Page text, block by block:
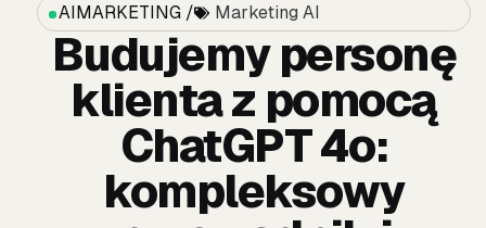
AIMARKETING / Marketing AI
Budujemy personę
klienta z pomocą
ChatGPT 4o:
kompleksowy